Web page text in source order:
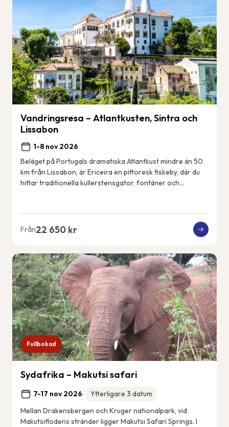
Vandringsresa – Atlantkusten, Sintra och
Lissabon
1-8 nov 2026
Beläget på Portugals dramatiska Atlantkust mindre än 50
km från Lissabon, är Ericeira en pittoresk fiskeby, där du
hittar traditionella kullerstensgator, fontäner och
Från22 650 kr
Fullbokad
Sydafrika – Makutsi safari
7-17 nov 2026
Ytterligare 3 datum
Mellan Drakensbergen och Kruger nationalpark, vid
Makutsiflodens stränder ligger Makutsi Safari Springs. I